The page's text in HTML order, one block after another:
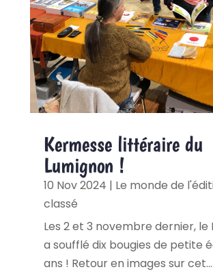
Kermesse littéraire du
Lumignon !
10 Nov 2024 | Le monde de
classé
Les 2 et 3 novembre dernier, le
a soufflé dix bougies de petite
ans ! Retour en images sur cet...